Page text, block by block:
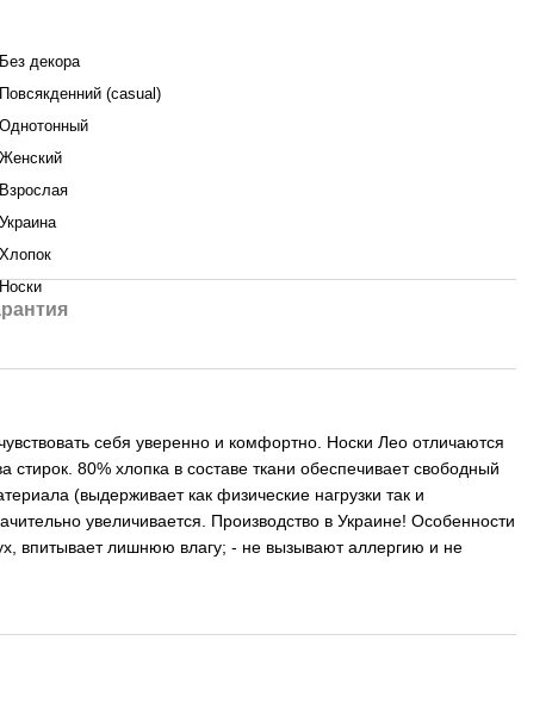
Без декора
Повсякденний (casual)
Однотонный
Женский
Взрослая
Украина
Хлопок
Носки
себя уверенно и комфортно. Носки Лео отличаются
80% хлопка в составе ткани обеспечивает свободный
(выдерживает как физические нагрузки так и
увеличивается. Производство в Украине! Особенности
впитывает лишнюю влагу; - не вызывают аллергию и не